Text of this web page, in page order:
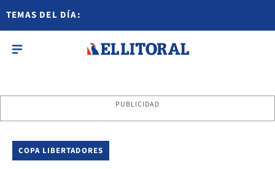
TEMAS DEL DÍA:
PUBLICIDAD
COPA LIBERTADORES